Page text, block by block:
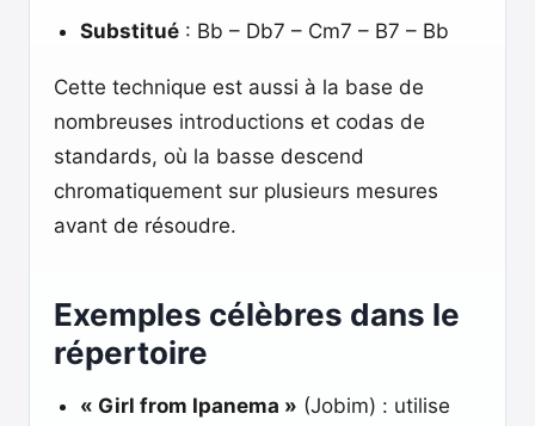
Substitué : Bb – Db7 – Cm7 – B7 – Bb
Cette technique est aussi à la base de
nombreuses introductions et codas de
standards, où la basse descend
chromatiquement sur plusieurs mesures
avant de résoudre.
Exemples célèbres dans le
répertoire
« Girl from Ipanema » (Jobim) : utilise